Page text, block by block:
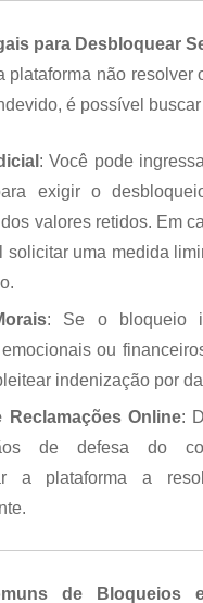
para Desbloquear
plataforma não resolver
é possível
: Você pode
exigir o
dos valores retidos. Em
solicitar uma medida
: Se o bloqueio
ou
indenização por
Reclamações Online:
de defesa do
a plataforma a
de Bloqueios